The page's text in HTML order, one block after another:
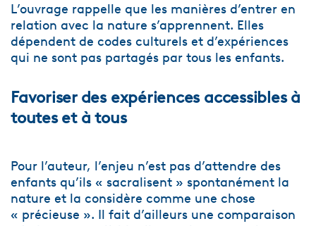
L’ouvrage rappelle que les manières d’entrer en
relation avec la nature s’apprennent. Elles
dépendent de codes culturels et d’expériences
qui ne sont pas partagés par tous les enfants.
Favoriser des expériences accessibles à
toutes et à tous
Pour l’auteur, l’enjeu n’est pas d’attendre des
enfants qu’ils « sacralisent » spontanément la
nature et la considère comme une chose
« précieuse ». Il fait d’ailleurs une comparaison